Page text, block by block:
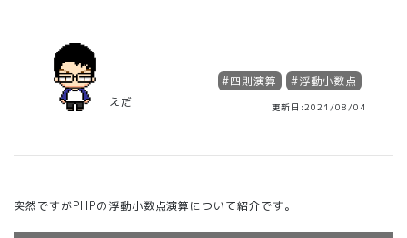
えだ
#四則演算 #浮動小数点
更新日:2021/08/04
突然ですがPHPの浮動小数点演算について紹介です。